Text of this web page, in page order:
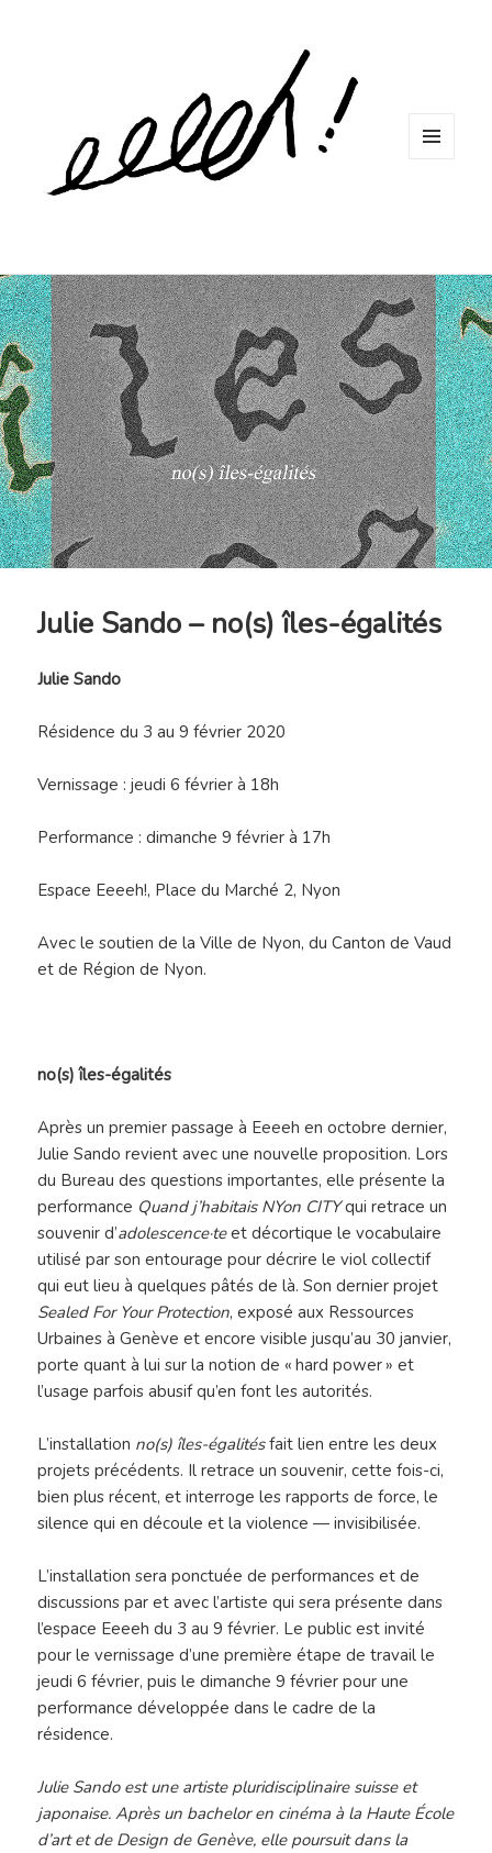
Julie Sando – no(s) îles-égalités
Julie Sando
Résidence du 3 au 9 février 2020
Vernissage : jeudi 6 février à 18h
Performance : dimanche 9 février à 17h
Espace Eeeeh!, Place du Marché 2, Nyon
Avec le soutien de la Ville de Nyon, du Canton de Vaud
et de Région de Nyon.
no(s) îles-égalités
Après un premier passage à Eeeeh en octobre dernier,
Julie Sando revient avec une nouvelle proposition. Lors
du Bureau des questions importantes, elle présente la
performance Quand j’habitais NYon CITYqui retrace un
souvenir d’adolescence·teet décortique le vocabulaire
utilisé par son entourage pour décrire le viol collectif
qui eut lieu à quelques pâtés de là. Son dernier projet
Sealed For Your Protection, exposé aux Ressources
Urbaines à Genève et encore visible jusqu’au 30 janvier,
porte quant à lui sur la notion de « hard power » et
l’usage parfois abusif qu’en font les autorités.
L’installation no(s) îles-égalitésfait lien entre les deux
projets précédents. Il retrace un souvenir, cette fois-ci,
bien plus récent, et interroge les rapports de force, le
silence qui en découle et la violence — invisibilisée.
L’installation sera ponctuée de performances et de
discussions par et avec l’artiste qui sera présente dans
l’espace Eeeeh du 3 au 9 février. Le public est invité
pour le vernissage d’une première étape de travail le
jeudi 6 février, puis le dimanche 9 février pour une
performance développée dans le cadre de la
résidence.
Julie Sando est une artiste pluridisciplinaire suisse et
japonaise. Après un bachelor en cinéma à la Haute École
d’art et de Design de Genève, elle poursuit dans la